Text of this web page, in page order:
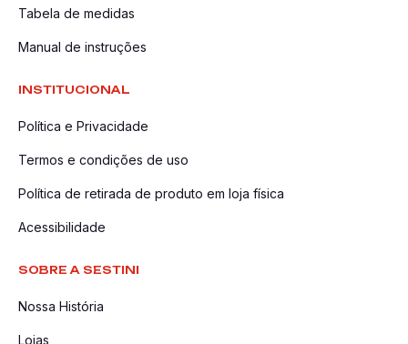
Tabela de medidas
Manual de instruções
INSTITUCIONAL
Política e Privacidade
Termos e condições de uso
Política de retirada de produto em loja física
Acessibilidade
SOBRE A SESTINI
Nossa História
Lojas